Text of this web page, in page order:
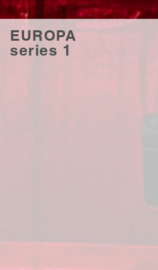
EUROPA
series 1